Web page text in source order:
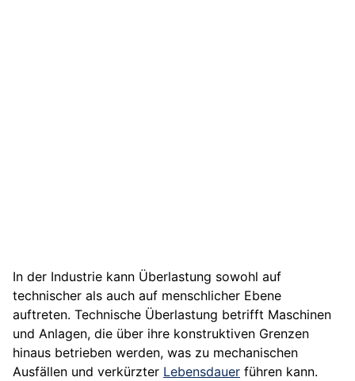
In der Industrie kann Überlastung sowohl auf
technischer als auch auf menschlicher Ebene
auftreten. Technische Überlastung betrifft Maschinen
und Anlagen, die über ihre konstruktiven Grenzen
hinaus betrieben werden, was zu mechanischen
Ausfällen und verkürzter Lebensdauer führen kann.